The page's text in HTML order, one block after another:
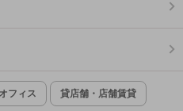
フィス 貸店舗・店舗賃貸